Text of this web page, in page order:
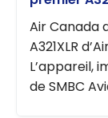
Air Canada
A321XLR
L’appareil,
de SMBC